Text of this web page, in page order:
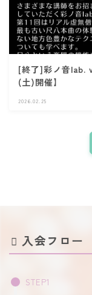
[終了]彩ノ音lab.
(土)開催】
2026.02.25
入会フロー